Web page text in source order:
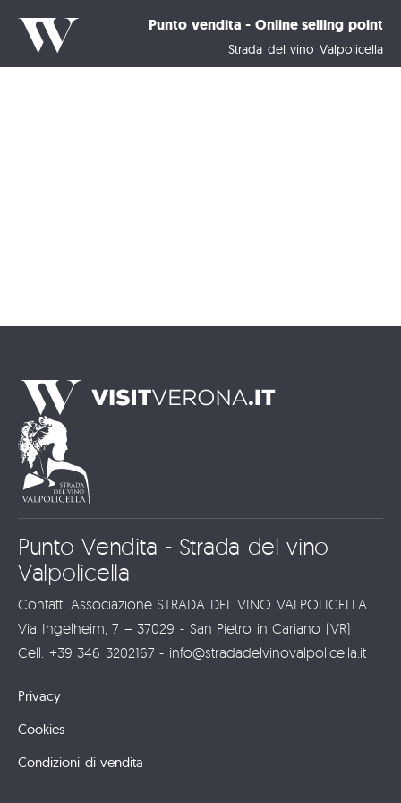
Punto vendita - Online selling point
Strada del vino Valpolicella
Punto Vendita - Strada del vino
Valpolicella
Contatti Associazione STRADA DEL VINO VALPOLICELLA
Via Ingelheim, 7 – 37029 - San Pietro in Cariano (VR)
Cell. +39 346 3202167 - info@stradadelvinovalpolicella.it
Privacy
Cookies
Condizioni di vendita